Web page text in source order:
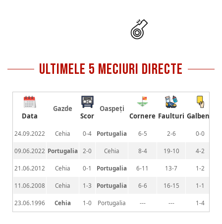
ultimele 5 meciuri directe
Data
Gazde
Scor
Oaspeți
Cornere Faulturi Galbene
24.09.2022 Cehia 0-4 Portugalia 6-5 2-6 0-0
09.06.2022 Portugalia 2-0 Cehia 8-4 19-10 4-2
21.06.2012 Cehia 0-1 Portugalia 6-11 13-7 1-2
11.06.2008 Cehia 1-3 Portugalia 6-6 16-15 1-1
23.06.1996 Cehia 1-0 Portugalia --- --- 1-4